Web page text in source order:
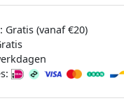
Gratis (vanaf €20)